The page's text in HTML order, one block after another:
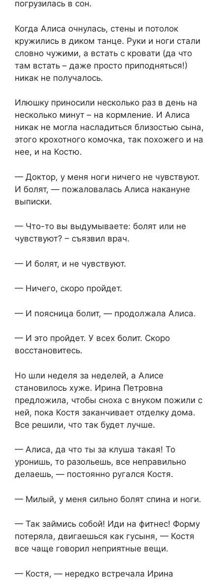
погрузилась в сон.
Когда Алиса очнулась, стены и потолок
кружились в диком танце. Руки и ноги стали
словно чужими, а встать с кровати (да что
там встать – даже просто приподняться!)
никак не получалось.
Илюшку приносили несколько раз в день на
несколько минут – на кормление. И Алиса
никак не могла насладиться близостью сына,
этого крохотного комочка, так похожего и на
нее, и на Костю.
— Доктор, у меня ноги ничего не чувствуют.
И болят, — пожаловалась Алиса накануне
выписки.
— Что-то вы выдумываете: болят или не
чувствуют? – съязвил врач.
— И болят, и не чувствуют.
— Ничего, скоро пройдет.
— И поясница болит, — продолжала Алиса.
— И это пройдет. У всех болит. Скоро
восстановитесь.
Но шли неделя за неделей, а Алисе
становилось хуже. Ирина Петровна
предложила, чтобы сноха с внуком пожили с
ней, пока Костя заканчивает отделку дома.
Все решили, что так будет лучше.
— Алиса, да что ты за клуша такая! То
уронишь, то разольешь, все неправильно
делаешь, — постоянно ругался Костя.
— Милый, у меня сильно болят спина и ноги.
— Так займись собой! Иди на фитнес! Форму
потеряла, двигаешься как гусыня, — Костя
все чаще говорил неприятные вещи.
— Костя, — нередко встречала Ирина